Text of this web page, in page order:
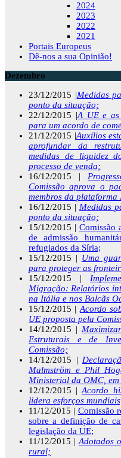
2024
2023
2022
2021
Portais Europeus
Dê-nos a sua Opinião!
Dezembro
23/12/2015 |Medidas
ponto da situação;
22/12/2015 |A UE e
para um acordo de
21/12/2015 |Auxílios
aprofundar da
medidas de liquidez
processo de venda;
16/12/2015 |
Comissão aprova o
membros da plataforma
16/12/2015 | Medidas
ponto da situação;
15/12/2015 | Comissão
de admissão
refugiados da Síria;
15/12/2015 | Uma
para proteger as
15/12/2015 |
Migração: Relatórios
na Itália e nos Balcãs
15/12/2015 | Acordo
UE proposta pela
14/12/2015 |
Estruturais e de
Comissão;
14/12/2015 |
Malmström e Phil
Ministerial da OMC,
12/12/2015 | Acordo
lidera esforços
11/12/2015 | Comissão
sobre a definição de
legislação da UE;
11/12/2015 | Adotados
rural;